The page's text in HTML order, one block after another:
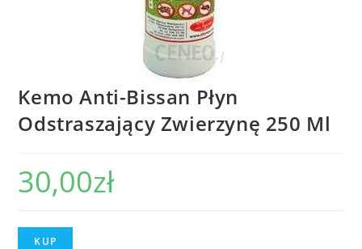
Kemo Anti-Bissan Płyn
Odstraszający Zwierzynę 250 Ml
30,00zł
KUP